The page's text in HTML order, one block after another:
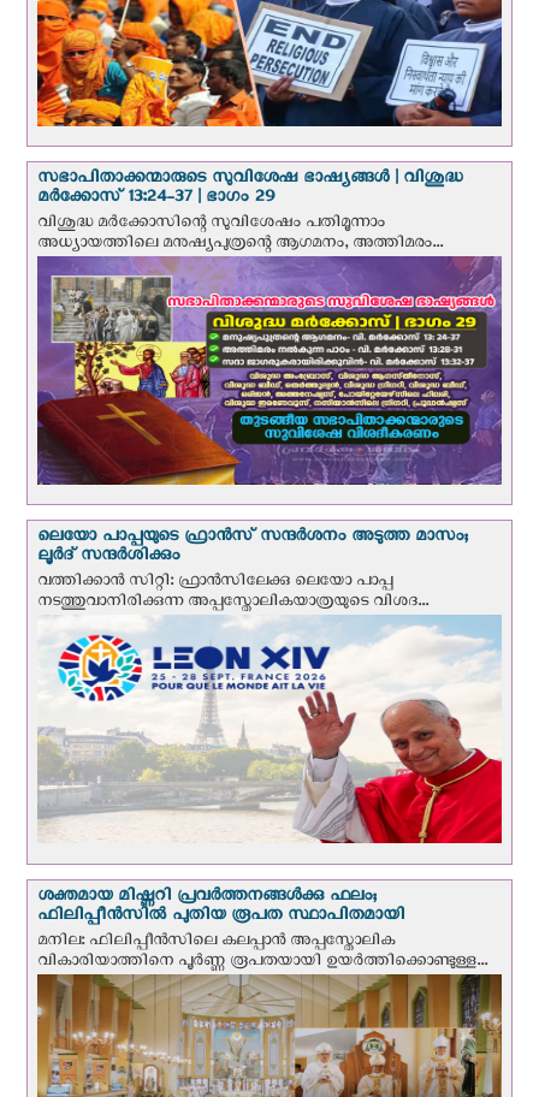
സഭാപിതാക്കന്മാരുടെ സുവിശേഷ ഭാഷ്യങ്ങള്‍ | വിശുദ്ധ
മര്‍ക്കോസ് 13:24-37 | ഭാഗം 29
വിശുദ്ധ മര്‍ക്കോസിന്റെ സുവിശേഷം പതിമൂന്നാം
അധ്യായത്തിലെ മനുഷ്യപുത്രന്റെ ആഗമനം, അത്തിമരം...
ലെയോ പാപ്പയുടെ ഫ്രാന്‍സ് സന്ദര്‍ശനം അടുത്ത മാസം;
ലൂര്‍ദ് സന്ദര്‍ശിക്കും
വത്തിക്കാന്‍ സിറ്റി: ഫ്രാൻസിലേക്കു ലെയോ പാപ്പ
നടത്തുവാനിരിക്കുന്ന അപ്പസ്തോലികയാത്രയുടെ വിശദ...
ശക്തമായ മിഷ്ണറി പ്രവർത്തനങ്ങൾക്കു ഫലം;
ഫിലിപ്പീൻസിൽ പുതിയ രൂപത സ്ഥാപിതമായി
മനില: ഫിലിപ്പീൻസിലെ കലപ്പാൻ അപ്പസ്തോലിക
വികാരിയാത്തിനെ പൂർണ്ണ രൂപതയായി ഉയർത്തിക്കൊണ്ടുള്ള...